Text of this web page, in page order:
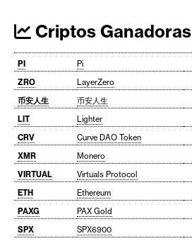
Criptos Ganadoras
PI Pi
ZRO
LayerZero
币安人生
币安人生
LIT
Lighter
CRV
Curve DAO Token
XMR
Monero
VIRTUAL
Virtuals Protocol
ETH
Ethereum
PAXG
PAX Gold
SPX
SPX6900